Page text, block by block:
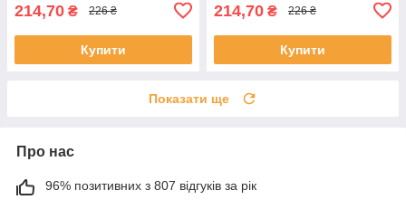
214,70 ₴ 226 ₴
Купити
214,70 ₴ 226 ₴
Купити
Показати ще
Про нас
96% позитивних з 807 відгуків за рік